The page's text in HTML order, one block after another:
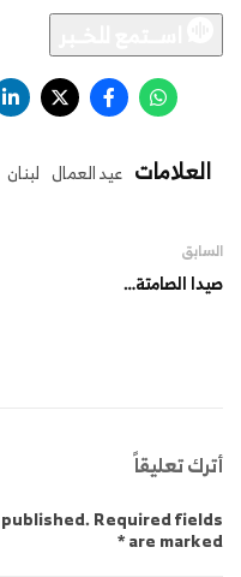
العلامات عيد العمال لبنان
السابق
صيدا الصامتة…
أترك تعليقاً
Required fields
are marked *